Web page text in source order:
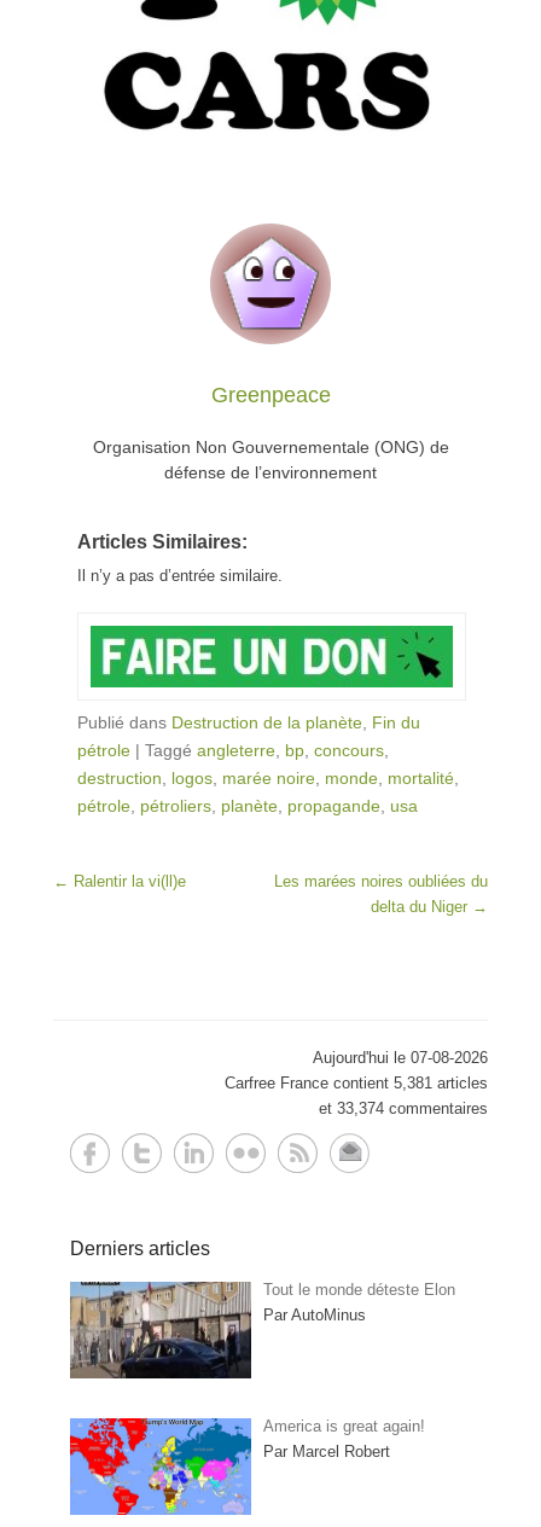
Greenpeace
Organisation Non Gouvernementale (ONG) de
défense de l’environnement
Articles Similaires:
Il n’y a pas d’entrée similaire.
Publié dans Destruction de la planète, Fin du
pétrole | Taggé angleterre, bp, concours,
destruction, logos, marée noire, monde, mortalité,
pétrole, pétroliers, planète, propagande, usa
Post navigation
← Ralentir la vi(ll)e
Les marées noires oubliées du
delta du Niger →
Aujourd'hui le 07-08-2026
Carfree France contient 5,381 articles
et 33,374 commentaires
Derniers articles
Tout le monde déteste Elon
Par AutoMinus
America is great again!
Par Marcel Robert